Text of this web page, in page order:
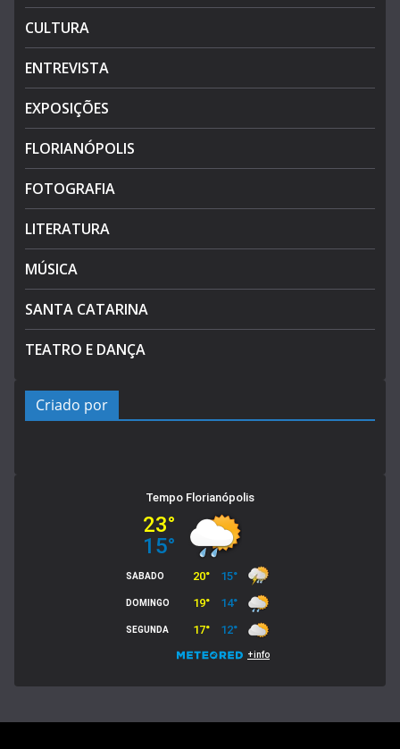
CULTURA
ENTREVISTA
EXPOSIÇÕES
FLORIANÓPOLIS
FOTOGRAFIA
LITERATURA
MÚSICA
SANTA CATARINA
TEATRO E DANÇA
Criado por